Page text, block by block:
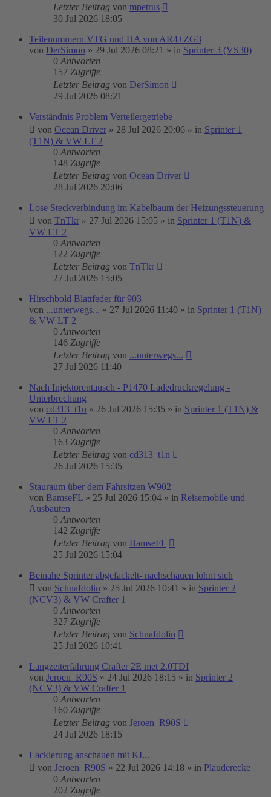
Letzter Beitrag von mpetrus
30 Jul 2026 18:05
Teilenummern VTG und HA von AR4+ZG3
von DerSimon » 29 Jul 2026 08:21 » in Sprinter 3 (VS30)
0 Antworten
157 Zugriffe
Letzter Beitrag von DerSimon
29 Jul 2026 08:21
Verständnis Problem Verteilergetriebe
von Ocean Driver » 28 Jul 2026 20:06 » in Sprinter 1
(T1N) & VW LT 2
0 Antworten
148 Zugriffe
Letzter Beitrag von Ocean Driver
28 Jul 2026 20:06
Lose Steckverbindung im Kabelbaum der Heizungssteuerung
von TnTkr » 27 Jul 2026 15:05 » in Sprinter 1 (T1N) &
VW LT 2
0 Antworten
122 Zugriffe
Letzter Beitrag von TnTkr
27 Jul 2026 15:05
Hirschbold Blattfeder für 903
von ...unterwegs... » 27 Jul 2026 11:40 » in Sprinter 1 (T1N)
& VW LT 2
0 Antworten
146 Zugriffe
Letzter Beitrag von ...unterwegs...
27 Jul 2026 11:40
Nach Injektorentausch - P1470 Ladedruckregelung -
Unterbrechung
von cd313_t1n » 26 Jul 2026 15:35 » in Sprinter 1 (T1N) &
VW LT 2
0 Antworten
163 Zugriffe
Letzter Beitrag von cd313_t1n
26 Jul 2026 15:35
Stauraum über dem Fahrsitzen W902
von BamseFL » 25 Jul 2026 15:04 » in Reisemobile und
Ausbauten
0 Antworten
142 Zugriffe
Letzter Beitrag von BamseFL
25 Jul 2026 15:04
Beinahe Sprinter abgefackelt- nachschauen lohnt sich
von Schnafdolin » 25 Jul 2026 10:41 » in Sprinter 2
(NCV3) & VW Crafter 1
0 Antworten
327 Zugriffe
Letzter Beitrag von Schnafdolin
25 Jul 2026 10:41
Langzeiterfahrung Crafter 2E met 2.0TDI
von Jeroen_R90S » 24 Jul 2026 18:15 » in Sprinter 2
(NCV3) & VW Crafter 1
0 Antworten
160 Zugriffe
Letzter Beitrag von Jeroen_R90S
24 Jul 2026 18:15
Lackierung anschauen mit KI...
von Jeroen_R90S » 22 Jul 2026 14:18 » in Plauderecke
0 Antworten
202 Zugriffe